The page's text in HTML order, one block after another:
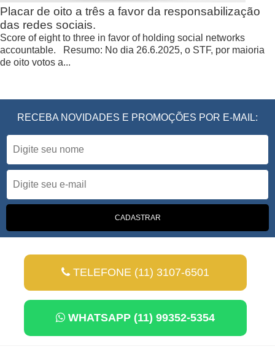
Placar de oito a três a favor da responsabilização
das redes sociais.
Score of eight to three in favor of holding social networks
accountable. Resumo: No dia 26.6.2025, o STF, por maioria
de oito votos a...
RECEBA NOVIDADES E PROMOÇÕES POR E-MAIL:
TELEFONE (11) 3107-6501
WHATSAPP (11) 99352-5354